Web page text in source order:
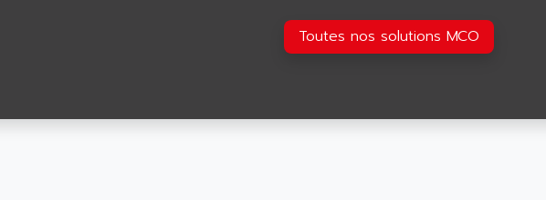
Toutes nos solutions MCO